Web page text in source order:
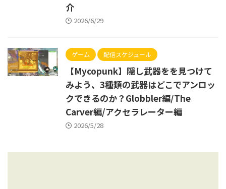
介
2026/6/29
ゲーム 配信スケジュール
【Mycopunk】隠し武器をを見つけて
みよう、3種類の武器はどこでアンロッ
クできるのか？Globbler編/The
Carver編/アクセラレーター編
2026/5/28